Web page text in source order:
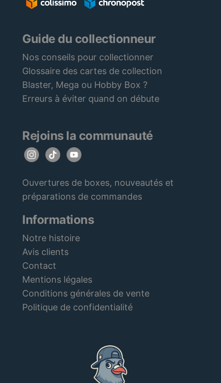
Guide du collectionneur
Nos conseils pour collectionner
Glossaire des cartes de collection
Blaster, Mega ou Hobby Box ?
Erreurs à éviter quand on débute
Rejoins la communauté
Ouvertures de boxes, nouveautés et
préparations de commandes
Informations
Notre histoire
Avis clients
Contact
Mentions légales
Conditions générales de vente
Politique de confidentialité